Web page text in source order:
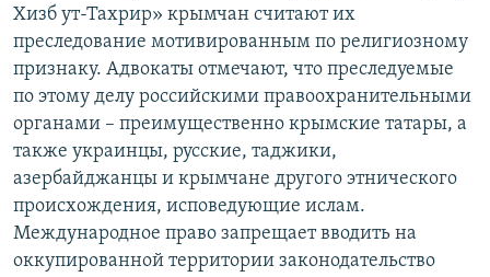
Хизб ут-Тахрир» крымчан считают их
преследование мотивированным по религиозному
признаку. Адвокаты отмечают, что преследуемые
по этому делу российскими правоохранительными
органами – преимущественно крымские татары, а
также украинцы, русские, таджики,
азербайджанцы и крымчане другого этнического
происхождения, исповедующие ислам.
Международное право запрещает вводить на
оккупированной территории законодательство